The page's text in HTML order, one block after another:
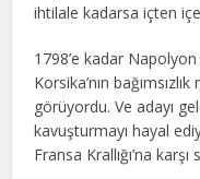
ihtilale kadarsa içten
1798’e kadar
Korsika’nın
görüyordu. Ve adayı
kavuşturmayı hayal
Fransa Krallığı’na karşı